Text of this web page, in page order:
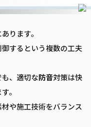
ります。
するという複数の工夫
、適切な防音対策は快
。
材や施工技術をバランス